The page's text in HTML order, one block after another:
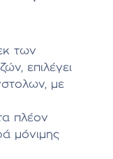
των
επιλέγει
με
πλέον
μόνιμης